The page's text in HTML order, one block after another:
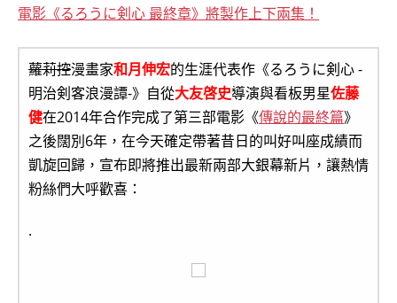
電影《るろうに剣心 最終章》將製作上下兩集！
蘿莉控漫畫家和月伸宏的生涯代表作《るろうに剣心 -
明治剣客浪漫譚-》自從大友啓史導演與看板男星佐藤
健在2014年合作完成了第三部電影《傳說的最終篇》
之後闊別6年，在今天確定帶著昔日的叫好叫座成績而
凱旋回歸，宣布即將推出最新兩部大銀幕新片，讓熱情
粉絲們大呼歡喜：
.